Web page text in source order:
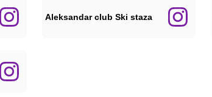
Aleksandar club Ski staza